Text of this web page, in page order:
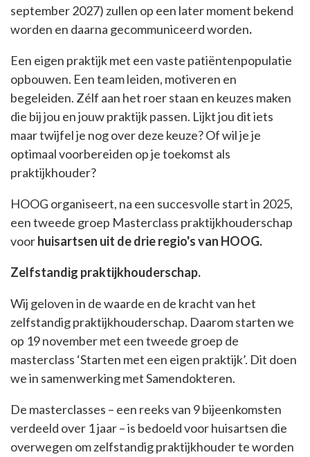
september 2027) zullen op een later moment bekend
worden en daarna gecommuniceerd worden.
Een eigen praktijk met een vaste patiëntenpopulatie
opbouwen. Een team leiden, motiveren en
begeleiden. Zélf aan het roer staan en keuzes maken
die bij jou en jouw praktijk passen. Lijkt jou dit iets
maar twijfel je nog over deze keuze? Of wil je je
optimaal voorbereiden op je toekomst als
praktijkhouder?
HOOG organiseert, na een succesvolle start in 2025,
een tweede groep Masterclass praktijkhouderschap
voorhuisartsen uit de drie regio's van HOOG.
Zelfstandig praktijkhouderschap.
Wij geloven in de waarde en de kracht van het
zelfstandig praktijkhouderschap. Daarom starten we
op 19 november met een tweede groep de
masterclass ‘Starten met een eigen praktijk’. Dit doen
we in samenwerking met Samendokteren.
De masterclasses – een reeks van 9 bijeenkomsten
verdeeld over 1 jaar – is bedoeld voor huisartsen die
overwegen om zelfstandig praktijkhouder te worden